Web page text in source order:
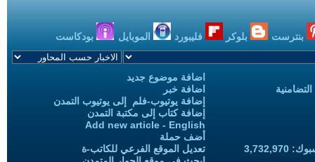
بنترست بلوكر فليبورد الموبايل بودكاست
اضافة موضوع جديد
اضافة خبر
إضافة يوتيوب-فلم إلى يوتيوب التمدن
إضافة كتاب إلى مكتبة التمدن
Add new article - English
أضف حملة
تعديل الموقع الفرعي للكاتب-ة